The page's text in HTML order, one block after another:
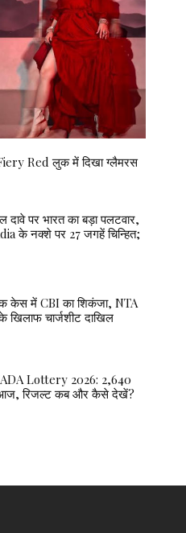
Red लुक में दिखा ग्लैमरस
पर भारत का बड़ा पलटवार,
के नक्शे पर 27 जगहें चिन्हित;
केस में CBI का शिकंजा, NTA
खिलाफ चार्जशीट दाखिल
Lottery 2026: 2,640
आज, रिजल्ट कब और कैसे देखें?